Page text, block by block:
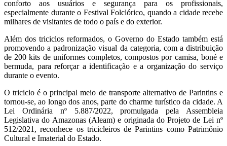
conforto aos usuários e segurança para os profissionais,
especialmente durante o Festival Folclórico, quando a cidade recebe
milhares de visitantes de todo o país e do exterior.
Além dos triciclos reformados, o Governo do Estado também está
promovendo a padronização visual da categoria, com a distribuição
de 200 kits de uniformes completos, compostos por camisa, boné e
bermuda, para reforçar a identificação e a organização do serviço
durante o evento.
O triciclo é o principal meio de transporte alternativo de Parintins e
tornou-se, ao longo dos anos, parte do charme turístico da cidade. A
Lei Ordinária nº 5.887/2022, promulgada pela Assembleia
Legislativa do Amazonas (Aleam) e originada do Projeto de Lei nº
512/2021, reconhece os tricicleiros de Parintins como Patrimônio
Cultural e Imaterial do Estado.